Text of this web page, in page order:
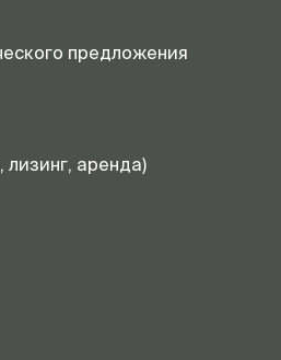
предложения
лизинг, аренда)